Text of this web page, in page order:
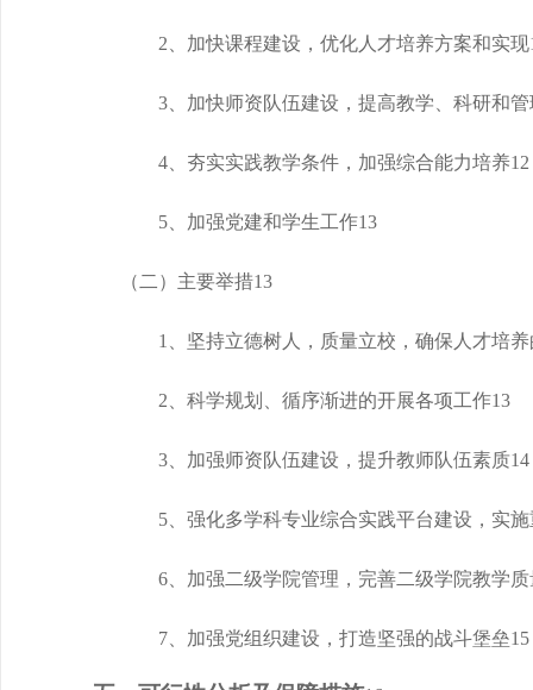
2、加快课程建设，优化人才培养方案和实现
3、加快师资队伍建设，提高教学、科研和
4、夯实实践教学条件，加强综合能力培养12
5、加强党建和学生工作13
（二）主要举措13
1、坚持立德树人，质量立校，确保人才培
2、科学规划、循序渐进的开展各项工作13
3、加强师资队伍建设，提升教师队伍素质14
5、强化多学科专业综合实践平台建设，实
6、加强二级学院管理，完善二级学院教学
7、加强党组织建设，打造坚强的战斗堡垒15